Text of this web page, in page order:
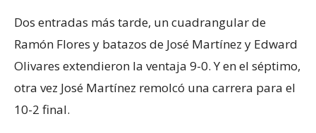
Dos entradas más tarde, un cuadrangular de
Ramón Flores y batazos de José Martínez y Edward
Olivares extendieron la ventaja 9-0. Y en el séptimo,
otra vez José Martínez remolcó una carrera para el
10-2 final.